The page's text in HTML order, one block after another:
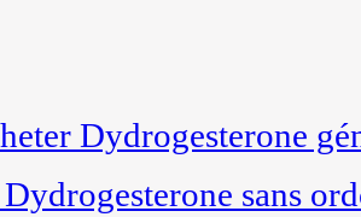
Dydrogesterone
sans